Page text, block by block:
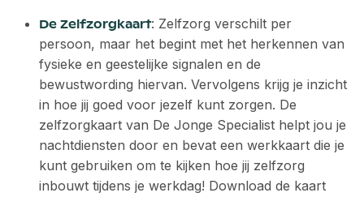
De Zelfzorgkaart: Zelfzorg verschilt per
persoon, maar het begint met het herkennen van
fysieke en geestelijke signalen en de
bewustwording hiervan. Vervolgens krijg je inzicht
in hoe jij goed voor jezelf kunt zorgen. De
zelfzorgkaart van De Jonge Specialist helpt jou je
nachtdiensten door en bevat een werkkaart die je
kunt gebruiken om te kijken hoe jij zelfzorg
inbouwt tijdens je werkdag! Download de kaart